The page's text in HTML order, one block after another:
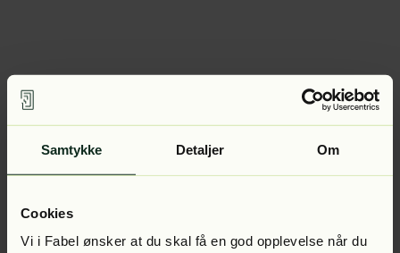
Samtykke Detaljer Om
Cookies
Vi i Fabel ønsker at du skal få en god opplevelse når du